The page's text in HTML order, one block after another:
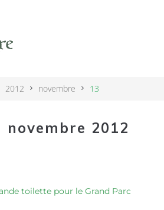
2012 novembre 13
novembre 2012
toilette pour le Grand Parc